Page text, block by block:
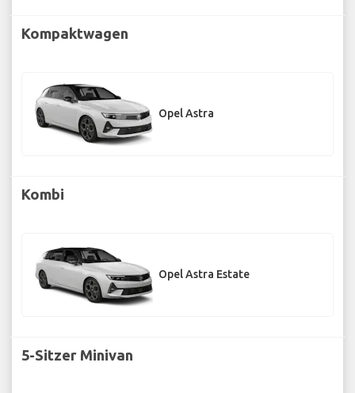
Kompaktwagen
Opel Astra
Kombi
Opel Astra Estate
5-Sitzer Minivan